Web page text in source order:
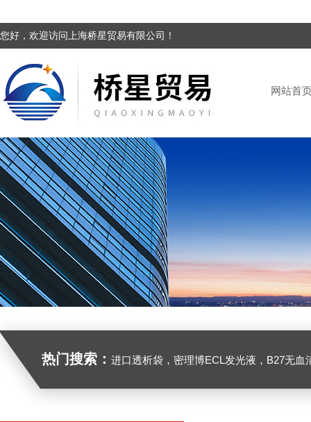
您好，欢迎访问上海桥星贸易有限公司！
网站首
热门搜索： 进口透析袋，密理博ECL发光液，B27无血清培养基，N2培养基，紫外酶标板，Gibco胶原酶，